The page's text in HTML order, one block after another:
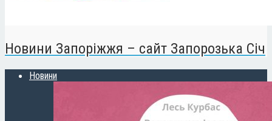
Новини Запоріжжя – сайт Запорозька Січ
Новини